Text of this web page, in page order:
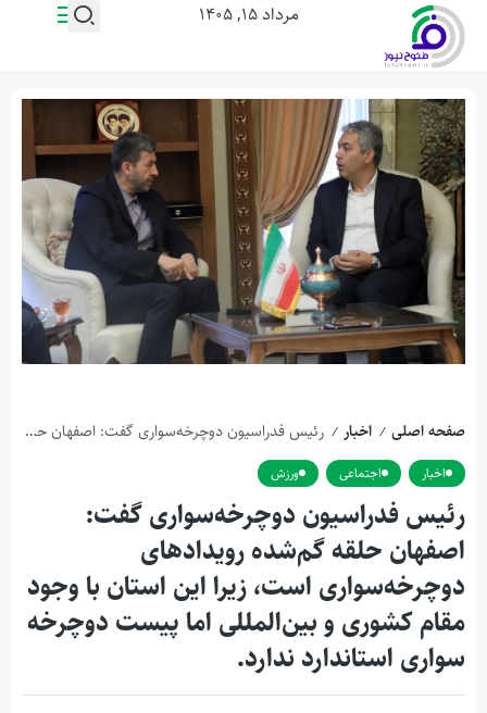
مرداد ۱۵, ۱۴۰۵
صفحه اصلی / اخبار / رئیس فدراسیون دوچرخه‌سواری گفت: اصفهان حلقه گم‌شده رویدادهای دوچرخه‌سواری است، زیرا این استان با وجود مقام کشوری و بین‌المللی اما پیست دوچرخه سواری استاندارد ندارد.
اخبار اجتماعی ورزش
رئیس فدراسیون دوچرخه‌سواری گفت:
اصفهان حلقه گم‌شده رویدادهای
دوچرخه‌سواری است، زیرا این استان با وجود
مقام کشوری و بین‌المللی اما پیست دوچرخه
سواری استاندارد ندارد.